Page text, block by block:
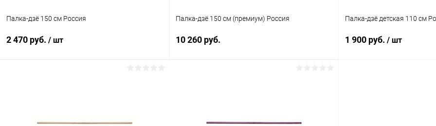
Палка-дзё 150 см Россия
2 470 руб. / шт
В избранное В наличии
Палка-дзё 150 см (премиум) Россия
10 260 руб.
В избранное В наличии
Палка-дзё детская 110 см
1 900 руб. / шт